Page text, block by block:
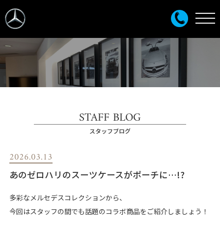
STAFF BLOG
スタッフブログ
2026.03.13
あのゼロハリのスーツケースがポーチに…!?
多彩なメルセデスコレクションから、
今回はスタッフの間でも話題のコラボ商品をご紹介しましょう！